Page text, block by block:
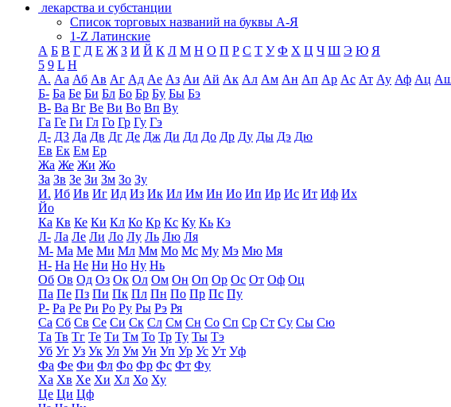
лекарства и субстанции
Список торговых названий на буквы А-Я
1-Z Латинские
А Б В Г Д Е Ж З И Й К Л М Н О П Р С Т У Ф Х Ц Ч Ш Э Ю Я
5 9 L H
А. Аа Аб Ав Аг Ад Ае Аз Аи Ай Ак Ал Ам Ан Ап Ар Ас Ат Ау Аф Ац
Б- Ба Бе Би Бл Бо Бр Бу Бы Бэ
В- Ва Вг Ве Ви Во Вп Ву
Га Ге Ги Гл Го Гр Гу Гэ
Д- Д3 Да Дв Дг Де Дж Ди Дл До Др Ду Ды Дэ Дю
Ев Ек Ем Ер
Жа Же Жи Жо
За Зв Зе Зи Зм Зо Зу
И. Иб Ив Иг Ид Из Ик Ил Им Ин Ио Ип Ир Ис Ит Иф Их
Йо
Ка Кв Ке Ки Кл Ко Кр Кс Ку Кь Кэ
Л- Ла Ле Ли Ло Лу Ль Лю Ля
М- Ма Ме Ми Мл Мм Мо Мс Му Мэ Мю Мя
Н- На Не Ни Но Ну Нь
Об Ов Од Оз Ок Ол Ом Он Оп Ор Ос От Оф Оц
Па Пе Пз Пи Пк Пл Пн По Пр Пс Пу
Р- Ра Ре Ри Ро Ру Ры Рэ Ря
Са Сб Св Се Си Ск Сл См Сн Со Сп Ср Ст Су Сы Сю
Та Тв Тг Те Ти Тм То Тр Ту Ты Тэ
Уб Уг Уз Ук Ул Ум Ун Уп Ур Ус Ут Уф
Фа Фе Фи Фл Фо Фр Фс Фт Фу
Ха Хв Хе Хи Хл Хо Ху
Це Ци Цф